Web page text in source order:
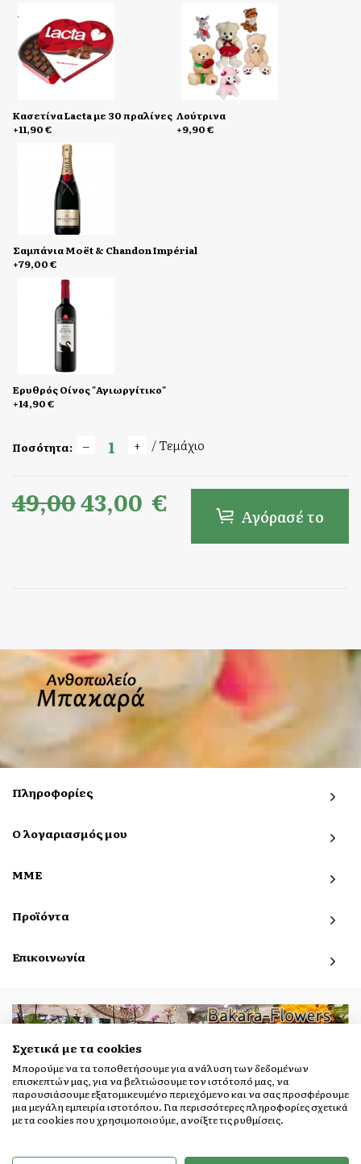
Kασετίνα Lacta με 30 πραλίνες
+11,90 €
Λούτρινα
+9,90 €
Σαμπάνια Moët & Chandon Impérial
+79,00 €
Eρυθρός Οίνος "Αγιωργίτικο"
+14,90 €
Ποσότητα: / Τεμάχιο
49,0043,00 € Αγόρασέ το
Πληροφορίες
Ο λογαριασμός μου
ΜΜΕ
Προϊόντα
Επικοινωνία
© 2019 - 2026 bakara-flowers.gr. All Rights Reserved.
Σχετικά με τα cookies
Μπορούμε να τα τοποθετήσουμε για ανάλυση των δεδομένων
επισκεπτών μας, για να βελτιώσουμε τον ιστότοπό μας, να
παρουσιάσουμε εξατομικευμένο περιεχόμενο και να σας προσφέρουμε
μια μεγάλη εμπειρία ιστοτόπου. Για περισσότερες πληροφορίες σχετικά
με τα cookies που χρησιμοποιούμε, ανοίξτε τις ρυθμίσεις.